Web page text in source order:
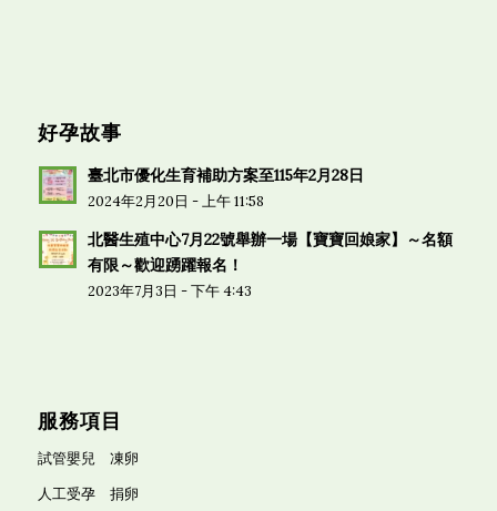
好孕故事
臺北市優化生育補助方案至115年2月28日
2024年2月20日 - 上午 11:58
北醫生殖中心7月22號舉辦一場【寶寶回娘家】～名額
有限～歡迎踴躍報名！
2023年7月3日 - 下午 4:43
服務項目
試管嬰兒
凍卵
人工受孕
捐卵